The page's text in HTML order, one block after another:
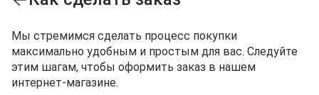
Мы стремимся сделать процесс покупки
максимально удобным и простым для вас. Следуйте
этим шагам, чтобы оформить заказ в нашем
интернет-магазине.